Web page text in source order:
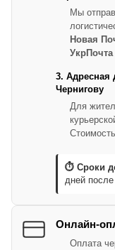
Мы
Новая
УкрПочта
3. Адресная
Чернигову
Для
⏱ Сроки
дней после
Онлайн-
Оплата